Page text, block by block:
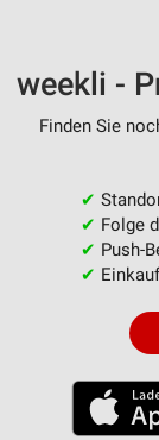
weekli -
Finden Sie
✔
✔ Folge
✔ Push-
✔